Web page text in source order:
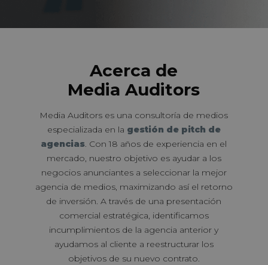
Acerca de
Media Auditors
Media Auditors es una consultoría de medios
especializada en la gestión de pitch de
agencias. Con 18 años de experiencia en el
mercado, nuestro objetivo es ayudar a los
negocios anunciantes a seleccionar la mejor
agencia de medios, maximizando así el retorno
de inversión. A través de una presentación
comercial estratégica, identificamos
incumplimientos de la agencia anterior y
ayudamos al cliente a reestructurar los
objetivos de su nuevo contrato.